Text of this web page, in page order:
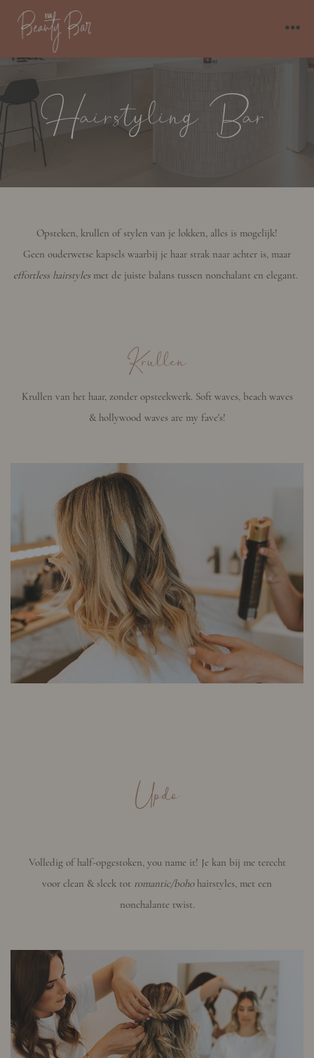
Hairstyling Bar
Opsteken, krullen of stylen van je lokken, alles is mogelijk!
Geen ouderwetse kapsels waarbij je haar strak naar achter is, maar
effortless hairstylesmet de juiste balans tussen nonchalant en elegant.
Krullen
Krullen van het haar, zonder opsteekwerk. Soft waves, beach waves
& hollywood waves are my fave's!
Updo
Volledig of half-opgestoken, you name it! Je kan bij me terecht
voor clean & sleek tot romantic/bohohairstyles, met een
nonchalante twist.